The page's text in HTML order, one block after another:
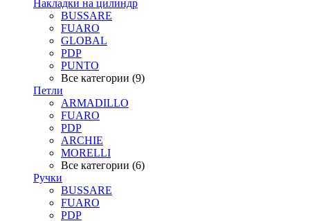
Накладки на цилиндр
BUSSARE
FUARO
GLOBAL
PDP
PUNTO
Все категории (9)
Петли
ARMADILLO
FUARO
PDP
ARCHIE
MORELLI
Все категории (6)
Ручки
BUSSARE
FUARO
PDP